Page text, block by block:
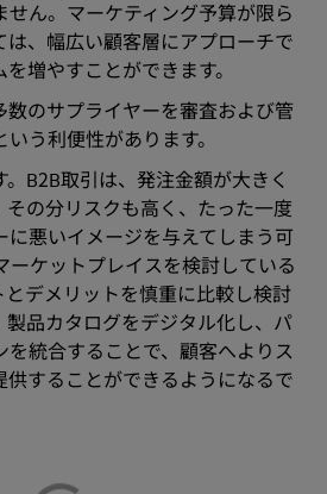
せん。マーケティング予算が限ら
は、幅広い顧客層にアプローチで
増やすことができます。
数のサプライヤーを審査および管
う利便性があります。
B2B取引は、発注金額が大きく
その分リスクも高く、たった一度
に悪いイメージを与えてしまう可
ーケットプレイスを検討している
デメリットを慎重に比較し検討
製品カタログをデジタル化し、パ
を統合することで、顧客へよりス
供することができるようになるで